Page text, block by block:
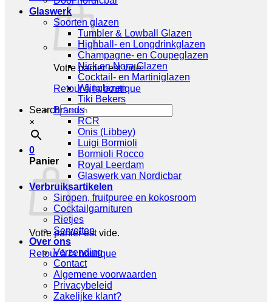
Votre panier est vide.
Retour à la boutique
Search
×
0
Panier
Votre panier est vide.
Retour à la boutique
Glaswerk
Soorten glazen
Tumbler & Lowball Glazen
Highball- en Longdrinkglazen
Champagne- en Coupeglazen
Nick en Nora Glazen
Cocktail- en Martiniglazen
Wijnglazen
Tiki Bekers
Brands
RCR
Onis (Libbey)
Luigi Bormioli
Bormioli Rocco
Royal Leerdam
Glaswerk van Nordicbar
Verbruiksartikelen
Siropen, fruitpuree en kokosroom
Cocktailgarnituren
Rietjes
Servetten
Over ons
Verzending
Contact
Algemene voorwaarden
Privacybeleid
Zakelijke klant?